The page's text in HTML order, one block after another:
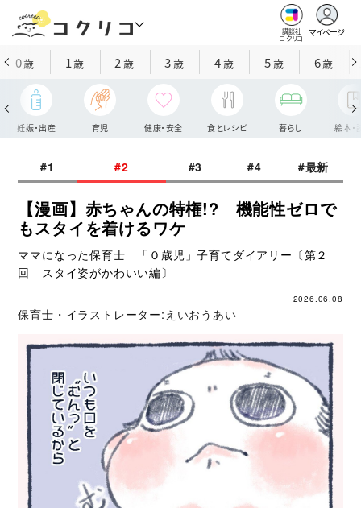
講談社
コクリコ
マイページ
0歳 1歳 2 歳 3歳 4歳 5歳 6歳
妊娠・出産 育児 健康・安全 食とレシピ 暮らし 絵本・
#1 #2 #3 #4 #最新
【漫画】赤ちゃんの特権!? 機能性ゼロで
もスタイを着けるワケ
ママになった保育士 「０歳児」子育てダイアリー〔第２
回 スタイ姿がかわいい編〕
2026.06.08
保育士・イラストレーター:えいおうあい